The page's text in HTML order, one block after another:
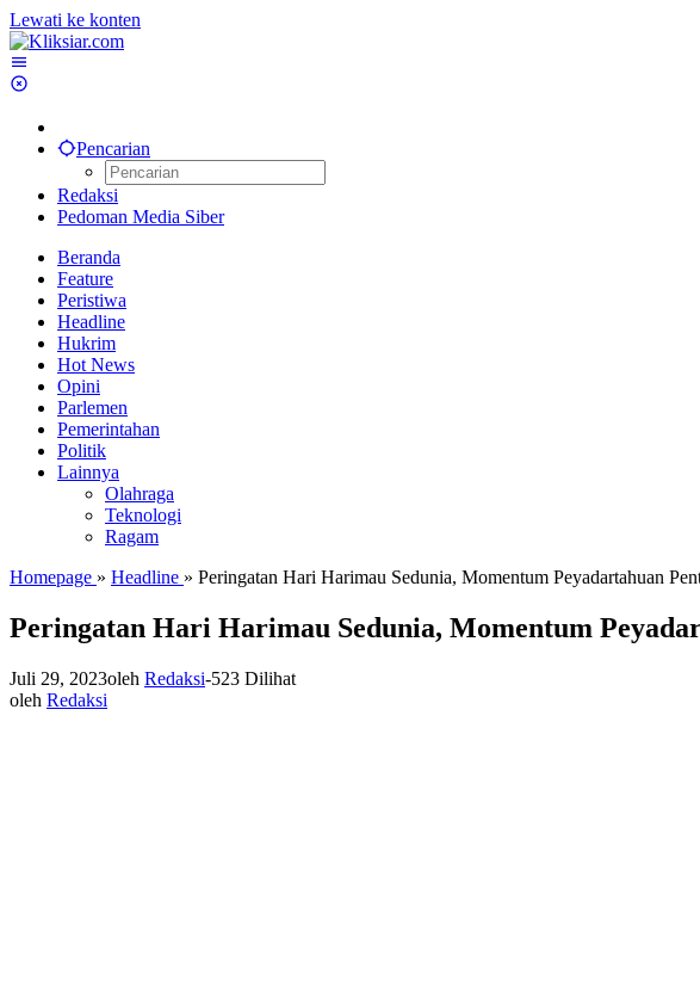
Lewati ke konten
Pencarian
Redaksi
Pedoman Media Siber
Beranda
Feature
Peristiwa
Headline
Hukrim
Hot News
Opini
Parlemen
Pemerintahan
Politik
Lainnya
Olahraga
Teknologi
Ragam
Homepage » Headline » Peringatan Hari Harimau Sedunia, Momentum Peyadartahuan
Peringatan Hari Harimau Sedunia, Momentum
Juli 29, 2023oleh Redaksi-523 Dilihat
oleh Redaksi